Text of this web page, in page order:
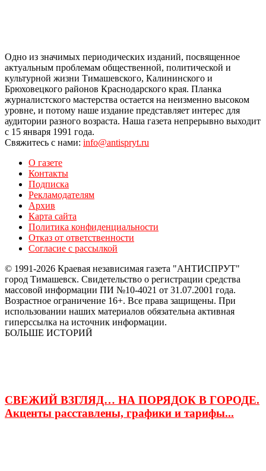
Одно из значимых периодических изданий, посвященное
актуальным проблемам общественной, политической и
культурной жизни Тимашевского, Калининского и
Брюховецкого районов Краснодарского края. Планка
журналистского мастерства остается на неизменно высоком
уровне, и потому наше издание представляет интерес для
аудитории разного возраста. Наша газета непрерывно выходит
с 15 января 1991 года.
Свяжитесь с нами: info@antispryt.ru
О газете
Контакты
Подписка
Рекламодателям
Архив
Карта сайта
Политика конфиденциальности
Отказ от ответственности
Согласие с рассылкой
© 1991-2026 Краевая независимая газета "АНТИСПРУТ"
город Тимашевск. Свидетельство о регистрации средства
массовой информации ПИ №10-4021 от 31.07.2001 года.
Возрастное ограничение 16+. Все права защищены. При
использовании наших материалов обязательна активная
гиперссылка на источник информации.
БОЛЬШЕ ИСТОРИЙ
СВЕЖИЙ ВЗГЛЯД… НА ПОРЯДОК В ГОРОДЕ.
Акценты расставлены, графики и тарифы...